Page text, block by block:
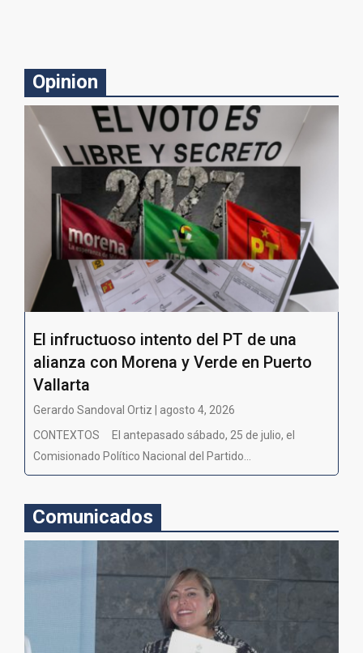
Opinion
El infructuoso intento del PT de una
alianza con Morena y Verde en Puerto
Vallarta
Gerardo Sandoval Ortiz | agosto 4, 2026
CONTEXTOS El antepasado sábado, 25 de julio, el
Comisionado Político Nacional del Partido...
Comunicados